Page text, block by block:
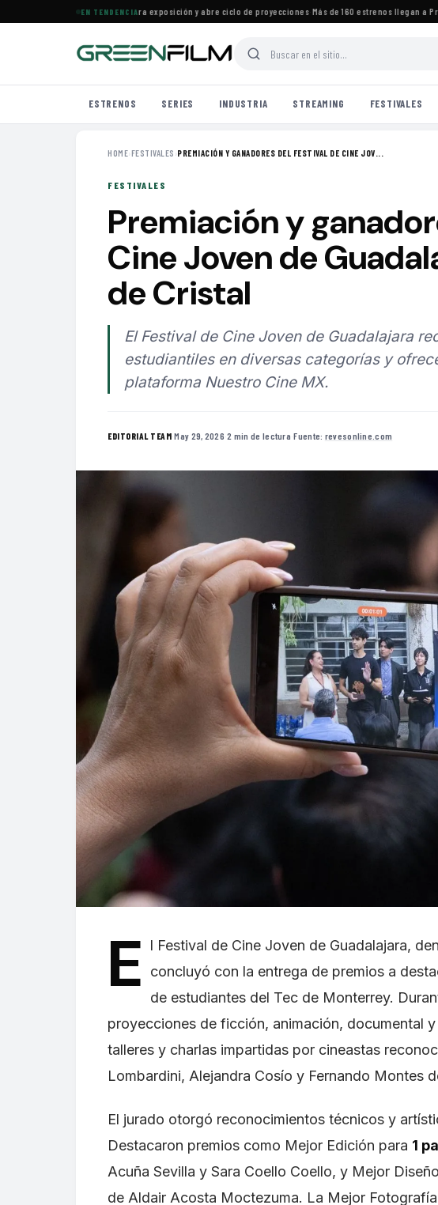
EN TENDENCIA
Francés en Maracaibo cierra exposición y abre ciclo de proyecciones·Más de 160 estrenos llegan a
ESTRENOS SERIES INDUSTRIA STREAMING FESTIVALES
HOME›FESTIVALES ›PREMIACIÓN Y GANADORES DEL FESTIVAL DE CINE JOV...
FESTIVALES
Premiación y
Cine Joven de
de Cristal
El Festival de Cine Joven de Guadalajara
estudiantiles en diversas categorías y
plataforma Nuestro Cine MX.
EDITORIAL TEAM·May 29, 2026·2 min de lectura·Fuente: revesonline.com
E
l Festival de Cine Joven de Guadalajara,
concluyó con la entrega de premios a
de estudiantes del Tec de Monterrey.
proyecciones de ficción, animación, documental
talleres y charlas impartidas por cineastas
Lombardini, Alejandra Cosío y Fernando Montes
El jurado otorgó reconocimientos técnicos y
Destacaron premios como Mejor Edición para 1
Acuña Sevilla y Sara Coello Coello, y Mejor
de Aldair Acosta Moctezuma. La Mejor